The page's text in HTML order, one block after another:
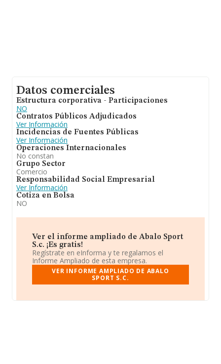
Datos comerciales
Estructura corporativa - Participaciones
NO
Contratos Públicos Adjudicados
Ver Información
Incidencias de Fuentes Públicas
Ver Información
Operaciones Internacionales
No constan
Grupo Sector
Comercio
Responsabilidad Social Empresarial
Ver Información
Cotiza en Bolsa
NO
Ver el informe ampliado de Abalo Sport
S.c. ¡Es gratis!
Regístrate en eInforma y te regalamos el
Informe Ampliado de esta empresa.
VER INFORME AMPLIADO DE ABALO
SPORT S.C.